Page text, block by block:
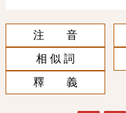
注 音
相 似 詞
釋 義